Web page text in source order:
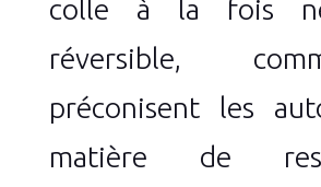
colle à la fois
réversible,
préconisent les
matière de